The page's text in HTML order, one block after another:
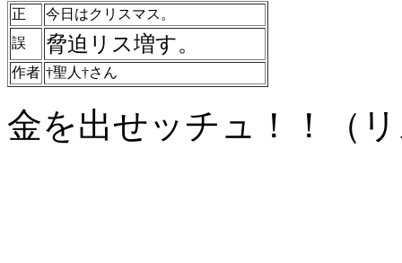
正
今日はクリスマス。
誤
脅迫リス増す。
作者 †聖人†さん
金を出せッチュ！！（